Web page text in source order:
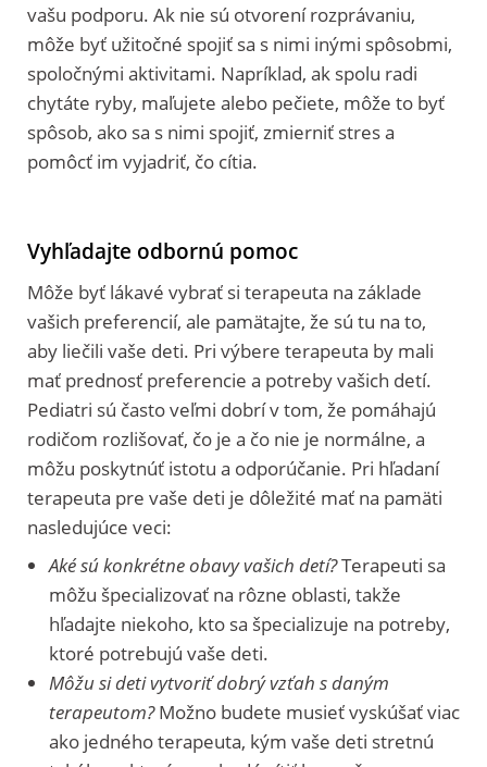
vašu podporu. Ak nie sú otvorení rozprávaniu,
môže byť užitočné spojiť sa s nimi inými spôsobmi,
spoločnými aktivitami. Napríklad, ak spolu radi
chytáte ryby, maľujete alebo pečiete, môže to byť
spôsob, ako sa s nimi spojiť, zmierniť stres a
pomôcť im vyjadriť, čo cítia.
Vyhľadajte odbornú pomoc
Môže byť lákavé vybrať si terapeuta na základe
vašich preferencií, ale pamätajte, že sú tu na to,
aby liečili vaše deti. Pri výbere terapeuta by mali
mať prednosť preferencie a potreby vašich detí.
Pediatri sú často veľmi dobrí v tom, že pomáhajú
rodičom rozlišovať, čo je a čo nie je normálne, a
môžu poskytnúť istotu a odporúčanie. Pri hľadaní
terapeuta pre vaše deti je dôležité mať na pamäti
nasledujúce veci:
Aké sú konkrétne obavy vašich detí?Terapeuti sa
môžu špecializovať na rôzne oblasti, takže
hľadajte niekoho, kto sa špecializuje na potreby,
ktoré potrebujú vaše deti.
Môžu si deti vytvoriť dobrý vzťah s daným
terapeutom?Možno budete musieť vyskúšať viac
ako jedného terapeuta, kým vaše deti stretnú